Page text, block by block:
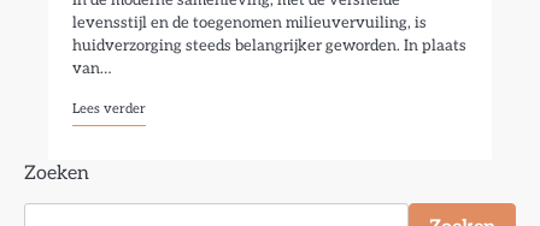
levensstijl en de toegenomen milieuvervuiling, is
huidverzorging steeds belangrijker geworden. In plaats
van…
Lees verder
Zoeken